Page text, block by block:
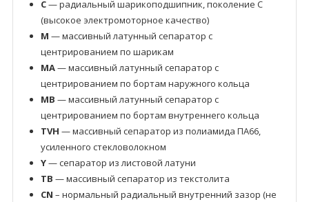
C— радиальный шарикоподшипник, поколение C
(высокое электромоторное качество)
M — массивный латунный сепаратор с
центрированием по шарикам
MA— массивный латунный сепаратор с
центрированием по бортам наружного кольца
MB — массивный латунный сепаратор с
центрированием по бортам внутреннего кольца
TVH — массивный сепаратор из полиамида ПА66,
усиленного стекловолокном
Y— сепаратор из листовой латуни
TB — массивный сепаратор из текстолита
CN – нормальный радиальный внутренний зазор (не